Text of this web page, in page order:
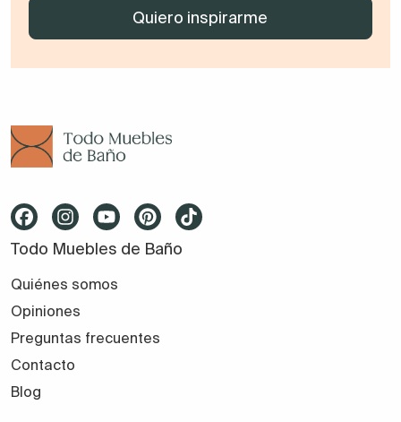
Todo Muebles de Baño
Quiénes somos
Opiniones
Preguntas frecuentes
Contacto
Blog